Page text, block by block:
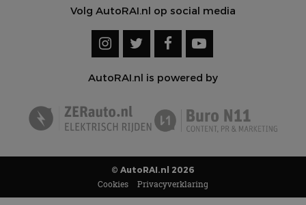
Volg AutoRAI.nl op social media
AutoRAI.nl is powered by
© AutoRAI.nl 2026
Cookies Privacyverklaring